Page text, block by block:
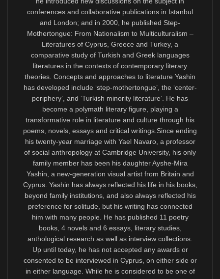
“TÜRKÇEYE AB İÇİNDE ALAN AÇILMASI GİBİ
ÖNEMLİ BİR KONUNUN, KIBRIS’TAKİ
TOPLUMLARARASI GÖRÜŞMELER VEYA “İKİ-
TOPLUMLULUK” ÖTESİNDEKİ TEMEL BİR
YURTTAŞLIK VE İNSAN HAKKI OLDUĞUNU DA
BELİRTMEK GEREKİR.”
Dolayısıyla, ulusal bayrağını bile bir Kıbrıslıtürk
ressamın çizdiği Kıbrıs Cumhuriyeti’nin sadece
Kıbrıslırum toplumunu değil, kurucu ortak Kıbrıslıtürk
toplumunu da temsil etmesi her zamankinden daha
acildir. Bu temsiliyet kâğıt üstünde kalmamalı, yasal
düzenleme ve örgütlenmeleri içerecek adımlarla hayata
geçirilmelidir.
Türkçeye AB çerçevesinde ne şekilde alan
açılabileceğine dair çalışmalar yürütmek üzere bir Ad-
Hoc komite kurulabilir, danışmanlar istihdam edilebilir.
Diğer bir aciliyet ise Kıbrıslıtürk dili ve kültürüne ait
eserlerin arşivlenmesi ve Kıbrıs kültürünün bütününe
entegresidir. Bu konuda, Kıbrıs Üniversitesi Türkoloji
Bölümü’nde aralıklarla ders verdiğim 2006-2011
yıllarından beri, birçok yüksek lisans öğrencisi ve genç
edebiyat insanının katılımıyla hazırlanmış, ama ne
zamanın Eğitim ve Kültür Bakanlığı’ndan, ne resmî
akademi ve medya kurumlarından destek görmüş
projeler bilgisayar dosyalarında duruyor. Kıbrıslıtürk